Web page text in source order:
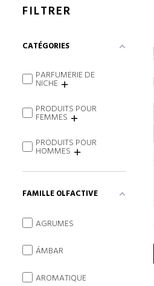
FILTRER
CATÉGORIES
PARFUMERIE DE
NICHE
PRODUITS POUR
FEMMES
PRODUITS POUR
HOMMES
FAMILLE OLFACTIVE
AGRUMES
ÁMBAR
AROMATIQUE